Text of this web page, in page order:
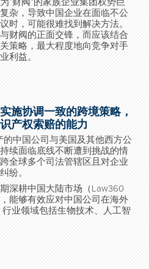
杂，导致中国企业在面临不公
时，可能很难找到解决方法。
财阀的正面交锋，而应该结合
策略，最大程度地向竞争对手
利益。
施协调一致的跨境策略，
产权索赔的能力
的中国公司与美国及其他西方公
续面临底线不断遭到挑战的情
全球多个司法管辖区且对企业
纷。
深耕中国大陆市场（Law360
能够有效应对中国公司在海外
业领域包括生物技术、人工智